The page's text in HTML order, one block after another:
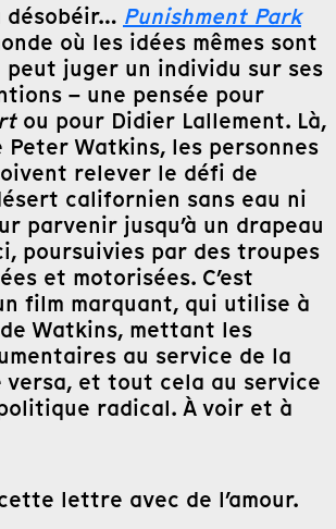
désobéir… Punishment Park
où les idées mêmes sont
peut juger un individu sur ses
– une pensée pour
ou pour Didier Lallement. Là,
Peter Watkins, les personnes
relever le défi de
californien sans eau ni
parvenir jusqu’à un drapeau
poursuivies par des troupes
et motorisées. C’est
film marquant, qui utilise à
Watkins, mettant les
au service de la
et tout cela au service
radical. À voir et à
lettre avec de l’amour.